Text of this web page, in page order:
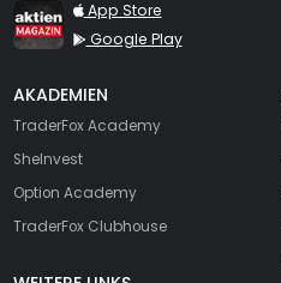
TraderFox aktien Magazin
App Store
Google Play
AKADEMIEN
TraderFox Academy
SheInvest
Option Academy
TraderFox Clubhouse